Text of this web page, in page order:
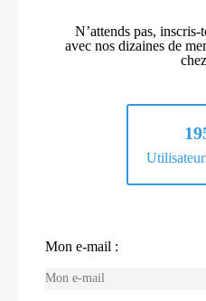
N’attends pas,
avec nos dizaines de
Mon e-mail :